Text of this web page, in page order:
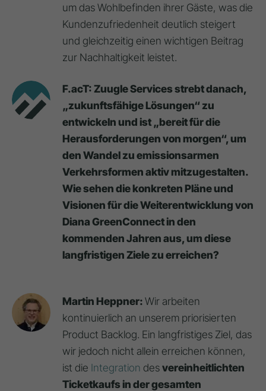
um das Wohlbefinden ihrer Gäste, was die
Kundenzufriedenheit deutlich steigert
und gleichzeitig einen wichtigen Beitrag
zur Nachhaltigkeit leistet.
F.acT: Zuugle Services strebt danach,
„zukunftsfähige Lösungen“ zu
entwickeln und ist „bereit für die
Herausforderungen von morgen“, um
den Wandel zu emissionsarmen
Verkehrsformen aktiv mitzugestalten.
Wie sehen die konkreten Pläne und
Visionen für die Weiterentwicklung von
Diana GreenConnect in den
kommenden Jahren aus, um diese
langfristigen Ziele zu erreichen?
Martin Heppner:Wir arbeiten
kontinuierlich an unserem priorisierten
Product Backlog. Ein langfristiges Ziel, das
wir jedoch nicht allein erreichen können,
ist die Integration desvereinheitlichten
Ticketkaufs in der gesamten